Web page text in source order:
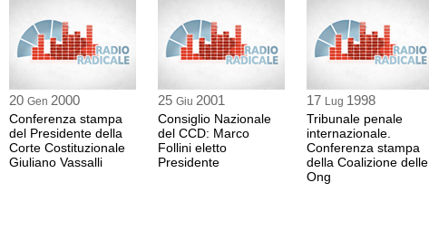
20 Gen 2000
Conferenza stampa
del Presidente della
Corte Costituzionale
Giuliano Vassalli
25 Giu 2001
Consiglio Nazionale
del CCD: Marco
Follini eletto
Presidente
17 Lug 1998
Tribunale penale
internazionale.
Conferenza stampa
della Coalizione delle
Ong